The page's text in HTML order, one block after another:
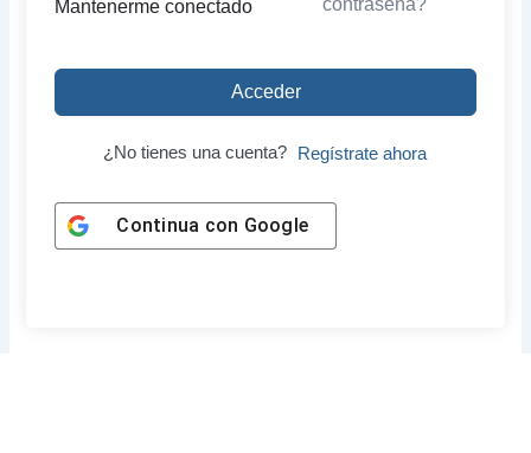
Mantenerme conectado
contraseña?
Acceder
¿No tienes una cuenta? Regístrate ahora
Continua con Google